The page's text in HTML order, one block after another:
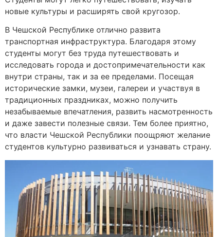
новые культуры и расширять свой кругозор.
В Чешской Республике отлично развита
транспортная инфраструктура. Благодаря этому
студенты могут без труда путешествовать и
исследовать города и достопримечательности как
внутри страны, так и за ее пределами. Посещая
исторические замки, музеи, галереи и участвуя в
традиционных праздниках, можно получить
незабываемые впечатления, развить насмотренность
и даже завести полезные связи. Тем более приятно,
что власти Чешской Республики поощряют желание
студентов культурно развиваться и узнавать страну.